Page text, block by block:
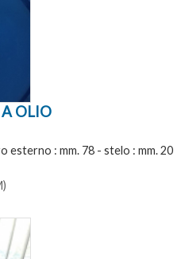
OLIO
esterno : mm. 78 - stelo : mm. 20